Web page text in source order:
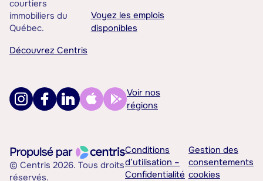
courtiers
immobiliers du
Québec.
Découvrez Centris
Voyez les emplois
disponibles
Voir nos
régions
© Centris 2026. Tous droits
réservés.
Conditions
d’utilisation –
Confidentialité
Gestion des
consentements
cookies